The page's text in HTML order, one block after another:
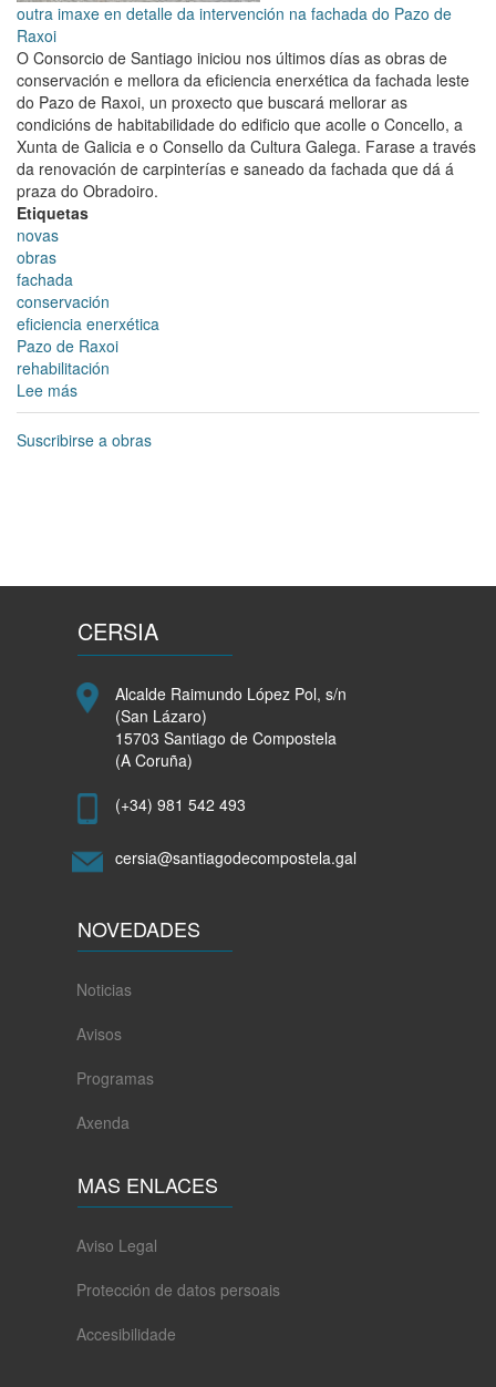
outra imaxe en detalle da intervención na fachada do Pazo de
Raxoi
O Consorcio de Santiago iniciou nos últimos días as obras de
conservación e mellora da eficiencia enerxética da fachada leste
do Pazo de Raxoi, un proxecto que buscará mellorar as
condicións de habitabilidade do edificio que acolle o Concello, a
Xunta de Galicia e o Consello da Cultura Galega. Farase a través
da renovación de carpinterías e saneado da fachada que dá á
praza do Obradoiro.
Etiquetas
novas
obras
fachada
conservación
eficiencia enerxética
Pazo de Raxoi
rehabilitación
Lee más
Comezan
as
eficiencia
da
fachada
leste
do
Raxoi
Suscribirse a obras
CERSIA
Alcalde Raimundo López Pol, s/n
(San Lázaro)
15703 Santiago de Compostela
(A Coruña)
(+34) 981 542 493
cersia@santiagodecompostela.gal
NOVEDADES
Noticias
Avisos
Programas
Axenda
MAS ENLACES
Aviso Legal
Protección de datos persoais
Accesibilidade